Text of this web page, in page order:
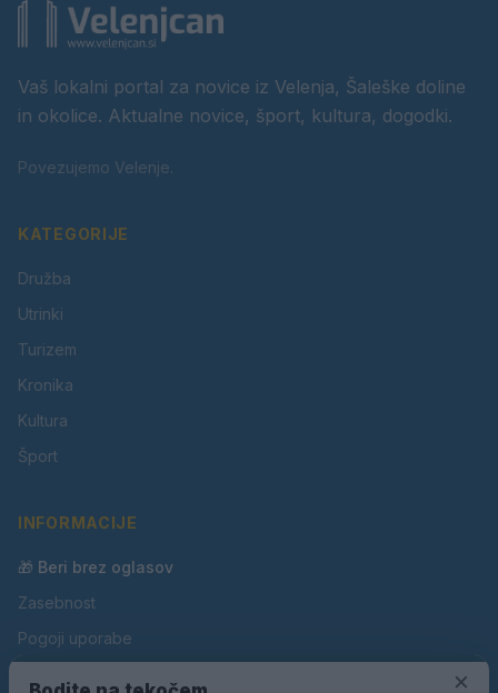
Vaš lokalni portal za novice iz Velenja, Šaleške doline
in okolice. Aktualne novice, šport, kultura, dogodki.
Povezujemo Velenje.
KATEGORIJE
Družba
Utrinki
Turizem
Kronika
Kultura
Šport
INFORMACIJE
🎁 Beri brez oglasov
Zasebnost
Pogoji uporabe
×